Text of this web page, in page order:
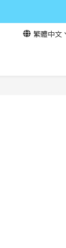
繁體中文